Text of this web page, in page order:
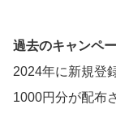
過去のキャンペ
2024年に新規登
1000円分が配布